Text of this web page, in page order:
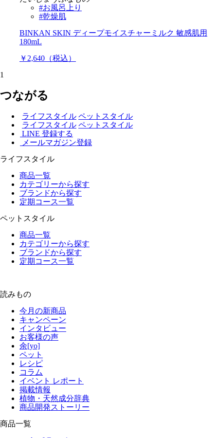
#お風呂上り
#乾燥肌
BINKAN SKIN ディープモイスチャーミルク 敏感肌用
180mL
￥2,640（税込）
1
つながる
ライフスタイル ペットスタイル
ライフスタイル ペットスタイル
LINE 登録する
メールマガジン登録
ライフスタイル
商品一覧
カテゴリーから探す
ブランドから探す
定期コース一覧
ペットスタイル
商品一覧
カテゴリーから探す
ブランドから探す
定期コース一覧
読みもの
今月の新商品
キャンペーン
インタビュー
お客様の声
余[yo]
ペット
レシピ
コラム
イベント レポート
掲載情報
植物・天然成分辞典
商品開発ストーリー
商品一覧